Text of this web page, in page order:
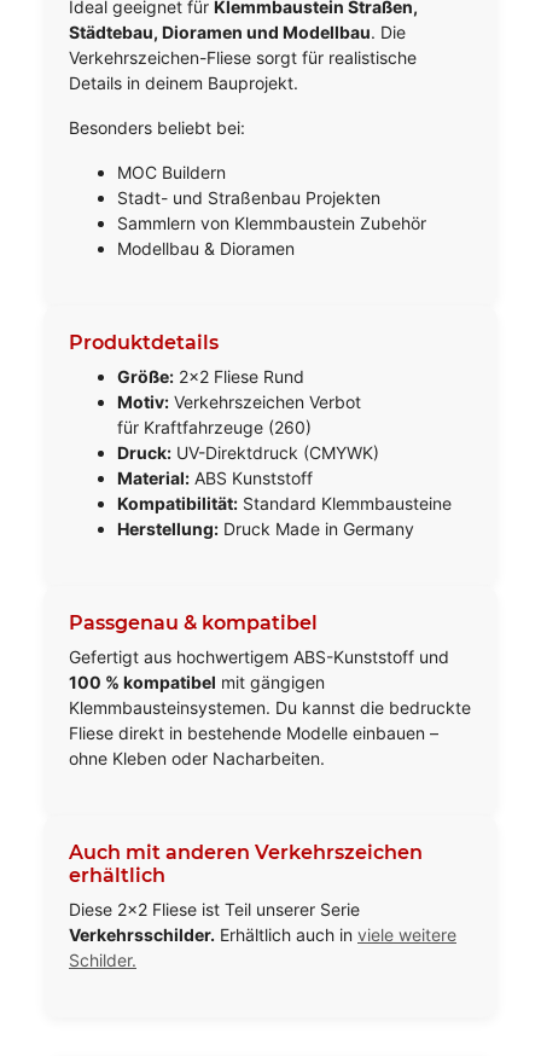
Ideal geeignet für Klemmbaustein Straßen,
Städtebau, Dioramen und Modellbau. Die
Verkehrszeichen-Fliese sorgt für realistische
Details in deinem Bauprojekt.
Besonders beliebt bei:
MOC Buildern
Stadt- und Straßenbau Projekten
Sammlern von Klemmbaustein Zubehör
Modellbau & Dioramen
Produktdetails
Größe: 2x2 Fliese Rund
Motiv: Verkehrszeichen Verbot
für Kraftfahrzeuge (260)
Druck: UV-Direktdruck (CMYWK)
Material: ABS Kunststoff
Kompatibilität: Standard Klemmbausteine
Herstellung: Druck Made in Germany
Passgenau & kompatibel
Gefertigt aus hochwertigem ABS-Kunststoff und
100 % kompatibel mit gängigen
Klemmbausteinsystemen. Du kannst die bedruckte
Fliese direkt in bestehende Modelle einbauen –
ohne Kleben oder Nacharbeiten.
Auch mit anderen Verkehrszeichen
erhältlich
Diese 2×2 Fliese ist Teil unserer Serie
Verkehrsschilder. Erhältlich auch in viele weitere
Schilder.